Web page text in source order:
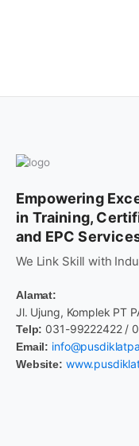
Empowering
in Training,
and EPC
We Link Skill with
Alamat:
Jl. Ujung, Komplek PT
Telp: 031-99222422 /
Email:
Website: